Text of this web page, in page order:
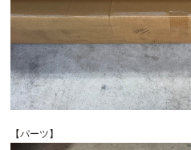
【パーツ】